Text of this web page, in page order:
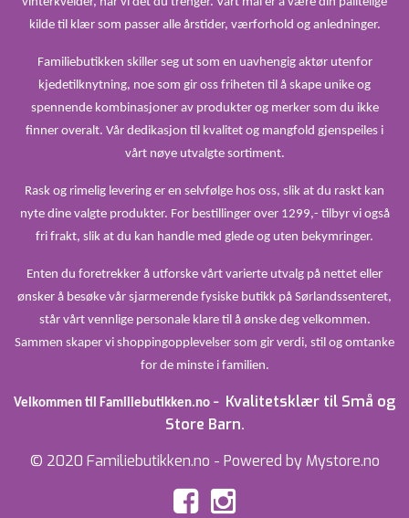
kilde til klær som passer alle årstider, værforhold og anledninger.
Familiebutikken skiller seg ut som en uavhengig aktør utenfor
kjedetilknytning, noe som gir oss friheten til å skape unike og
spennende kombinasjoner av produkter og merker som du ikke
finner overalt. Vår dedikasjon til kvalitet og mangfold gjenspeiles i
vårt nøye utvalgte sortiment.
Rask og rimelig levering er en selvfølge hos oss, slik at du raskt kan
nyte dine valgte produkter. For bestillinger over 1299,- tilbyr vi også
fri frakt, slik at du kan handle med glede og uten bekymringer.
Enten du foretrekker å utforske vårt varierte utvalg på nettet eller
ønsker å besøke vår sjarmerende fysiske butikk på Sørlandssenteret,
står vårt vennlige personale klare til å ønske deg velkommen.
Sammen skaper vi shoppingopplevelser som gir verdi, stil og omtanke
for de minste i familien.
Velkommen til Familiebutikken.no – Kvalitetsklær til Små og
Store Barn.
© 2020 Familiebutikken.no - Powered by Mystore.no